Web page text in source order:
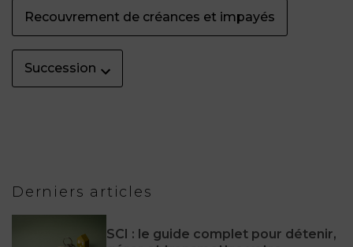
Recouvrement de créances et impayés
Succession
Derniers articles
SCI : le guide complet pour détenir,